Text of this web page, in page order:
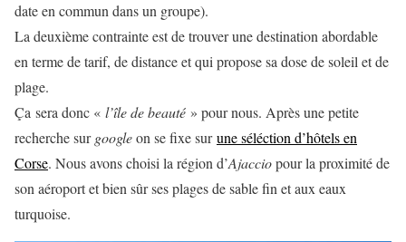
date en commun dans un groupe).
La deuxième contrainte est de trouver une destination abordable
en terme de tarif, de distance et qui propose sa dose de soleil et de
plage.
Ça sera donc « l’île de beauté » pour nous. Après une petite
recherche surgoogleon se fixe surune séléction d’hôtels en
Corse. Nous avons choisi la région d’Ajacciopour la proximité de
son aéroport et bien sûr ses plages de sable fin et aux eaux
turquoise.